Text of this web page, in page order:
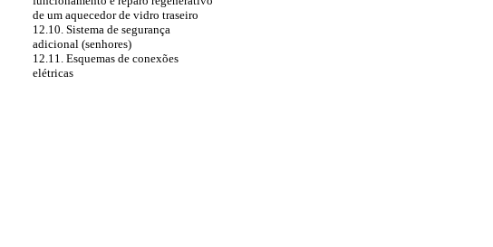
de um aquecedor de vidro traseiro
12.10. Sistema de segurança
adicional (senhores)
12.11. Esquemas de conexões
elétricas